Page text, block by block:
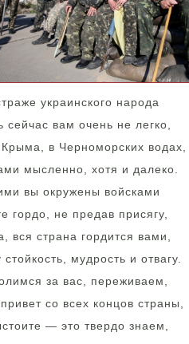
украинского народа
сейчас вам очень не легко,
в Черноморских водах,
мысленно, хотя и далеко.
вы окружены войсками
гордо, не предав присягу,
вся страна гордится вами,
мудрость и отвагу.
за вас, переживаем,
со всех концов страны,
— это твердо знаем,